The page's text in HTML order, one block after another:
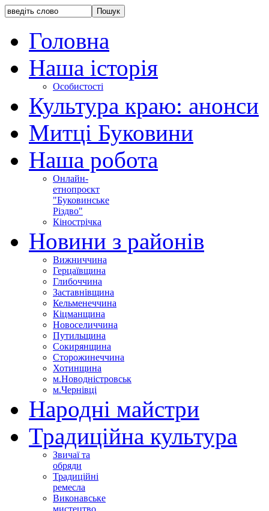
Головна
Наша історія
Особистості
Культура краю: анонси
Митці Буковини
Наша робота
Онлайн-
етнопроєкт
"Буковинське
Різдво"
Кінострічка
Новини з районів
Вижниччина
Герцаївщина
Глибоччина
Заставнівщина
Кельменеччина
Кіцманщина
Новоселиччина
Путильщина
Сокирянщина
Сторожинеччина
Хотинщина
м.Новодністровськ
м.Чернівці
Народні майстри
Традиційна культура
Звичаї та
обряди
Традиційні
ремесла
Виконавське
мистецтво